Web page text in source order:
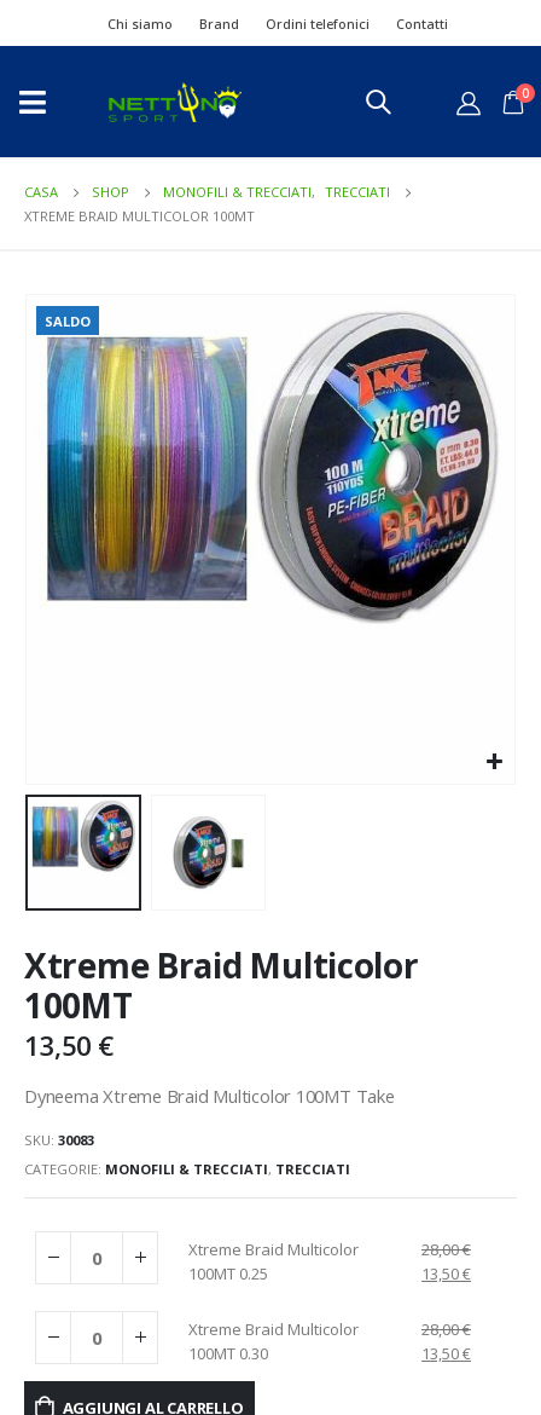
Chi siamo Brand Ordini telefonici Contatti
0
CASA SHOP MONOFILI & TRECCIATI, TRECCIATI
XTREME BRAID MULTICOLOR 100MT
SALDO
Xtreme Braid Multicolor
100MT
13,50 €
Dyneema Xtreme Braid Multicolor 100MT Take
SKU: 30083
CATEGORIE: MONOFILI & TRECCIATI, TRECCIATI
Xtreme Braid Multicolor
100MT 0.25
28,00€
13,50€
Xtreme Braid Multicolor
100MT 0.30
28,00€
13,50€
AGGIUNGI AL CARRELLO